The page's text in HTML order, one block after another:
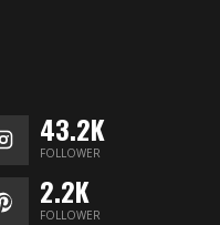
43.2K
FOLLOWER
2.2K
FOLLOWER